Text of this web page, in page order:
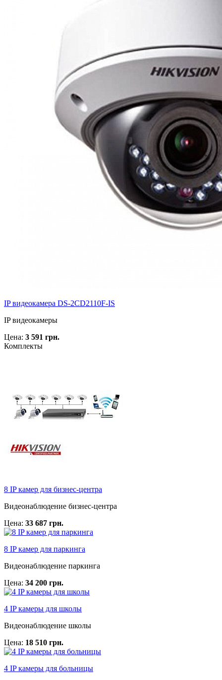
IP видеокамера DS-2CD2110F-IS
IP видеокамеры
Цена: 3 591 грн.
Комплекты
8 IP камер для бизнес-центра
Видеонаблюдение бизнес-центра
Цена: 33 687 грн.
8 IP камер для паркинга
Видеонаблюдение паркинга
Цена: 34 200 грн.
4 IP камеры для школы
Видеонаблюдение школы
Цена: 18 510 грн.
4 IP камеры для больницы